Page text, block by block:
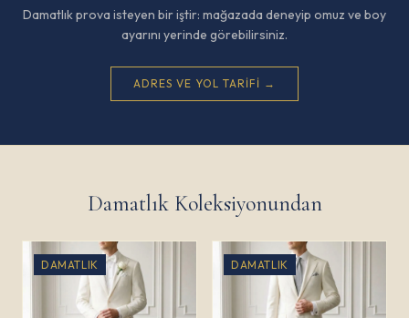
Damatlık prova isteyen bir iştir: mağazada deneyip omuz ve boy
ayarını yerinde görebilirsiniz.
ADRES VE YOL TARIFI →
Damatlık Koleksiyonundan
DAMATLIK DAMATLIK